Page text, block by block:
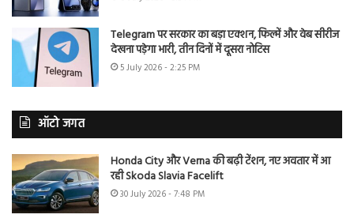
Telegram पर सरकार का बड़ा एक्शन, फिल्में और वेब सीरीज
देखना पड़ेगा भारी, तीन दिनों में दूसरा नोटिस
5 July 2026 - 2:25 PM
ऑटो जगत
Honda City और Verna की बढ़ी टेंशन, नए अवतार में आ
रही Skoda Slavia Facelift
30 July 2026 - 7:48 PM